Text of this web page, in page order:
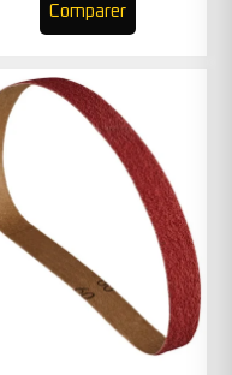
Comparer